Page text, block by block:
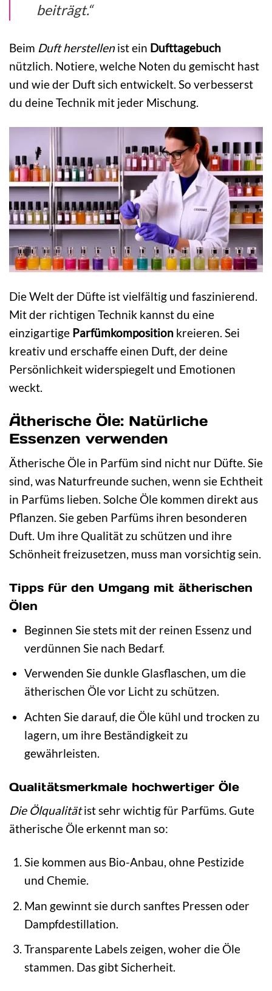
beiträgt.“
Beim Duft herstellenist ein Dufttagebuch
nützlich. Notiere, welche Noten du gemischt hast
und wie der Duft sich entwickelt. So verbesserst
du deine Technik mit jeder Mischung.
Die Welt der Düfte ist vielfältig und faszinierend.
Mit der richtigen Technik kannst du eine
einzigartige Parfümkomposition kreieren. Sei
kreativ und erschaffe einen Duft, der deine
Persönlichkeit widerspiegelt und Emotionen
weckt.
Ätherische Öle: Natürliche
Essenzen verwenden
Ätherische Öle in Parfüm sind nicht nur Düfte. Sie
sind, was Naturfreunde suchen, wenn sie Echtheit
in Parfüms lieben. Solche Öle kommen direkt aus
Pflanzen. Sie geben Parfüms ihren besonderen
Duft. Um ihre Qualität zu schützen und ihre
Schönheit freizusetzen, muss man vorsichtig sein.
Tipps für den Umgang mit ätherischen
Ölen
Beginnen Sie stets mit der reinen Essenz und
verdünnen Sie nach Bedarf.
Verwenden Sie dunkle Glasflaschen, um die
ätherischen Öle vor Licht zu schützen.
Achten Sie darauf, die Öle kühl und trocken zu
lagern, um ihre Beständigkeit zu
gewährleisten.
Qualitätsmerkmale hochwertiger Öle
Die Ölqualitätist sehr wichtig für Parfüms. Gute
ätherische Öle erkennt man so:
Sie kommen aus Bio-Anbau, ohne Pestizide
und Chemie.
Man gewinnt sie durch sanftes Pressen oder
Dampfdestillation.
Transparente Labels zeigen, woher die Öle
stammen. Das gibt Sicherheit.